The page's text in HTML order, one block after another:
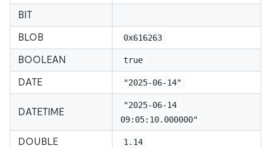
BIT
BLOB
0x616263
BOOLEAN true
DATE "2025-06-14"
DATETIME
"2025-06-14
09:05:10.000000"
DOUBLE 1.14